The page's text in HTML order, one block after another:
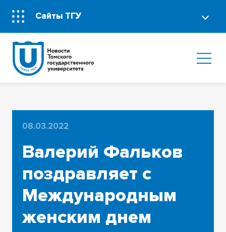
Сайты ТГУ
08.03.2022
Валерий Фальков
поздравляет с
Международным
женским днем